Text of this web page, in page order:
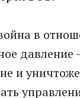
в
и